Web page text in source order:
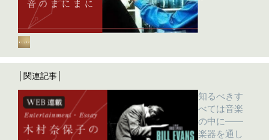
│関連記事│
知るべきす
べては音楽
の中に――
楽器を通し